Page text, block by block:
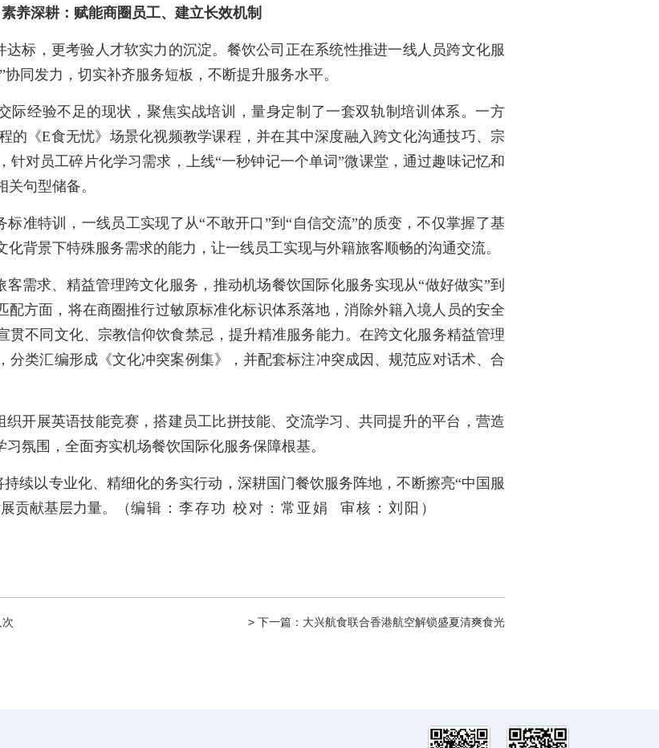
素养深耕：赋能商圈员工、建立长效机制
标，更考验人才软实力的沉淀。餐饮公司正在系统性推进一线人员跨文化服
同发力，切实补齐服务短板，不断提升服务水平。
际经验不足的现状，聚焦实战培训，量身定制了一套双轨制培训体系。一方
的《E食无忧》场景化视频教学课程，并在其中深度融入跨文化沟通技巧、宗
针对员工碎片化学习需求，上线“一秒钟记一个单词”微课堂，通过趣味记忆和
句型储备。
准特训，一线员工实现了从“不敢开口”到“自信交流”的质变，不仅掌握了基
背景下特殊服务需求的能力，让一线员工实现与外籍旅客顺畅的沟通交流。
需求、精益管理跨文化服务，推动机场餐饮国际化服务实现从“做好做实”到
配方面，将在商圈推行过敏原标准化标识体系落地，消除外籍入境人员的安全
贯不同文化、宗教信仰饮食禁忌，提升精准服务能力。在跨文化服务精益管理
分类汇编形成《文化冲突案例集》，并配套标注冲突成因、规范应对话术、合
开展英语技能竞赛，搭建员工比拼技能、交流学习、共同提升的平台，营造
氛围，全面夯实机场餐饮国际化服务保障根基。
续以专业化、精细化的务实行动，深耕国门餐饮服务阵地，不断擦亮“中国服
贡献基层力量。
（编辑：李存功 校对：常亚娟 审核：刘阳）
> 下一篇： 大兴航食联合香港航空解锁盛夏清爽食光